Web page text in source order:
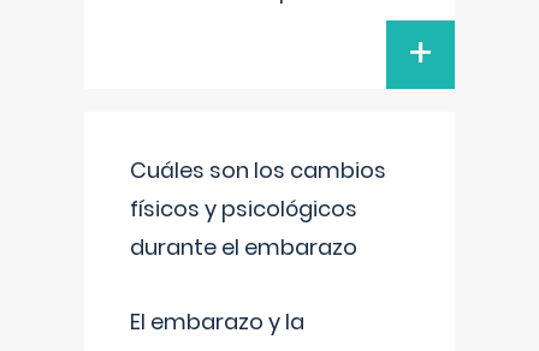
+
Cuáles son los cambios
físicos y psicológicos
durante el embarazo
El embarazo y la